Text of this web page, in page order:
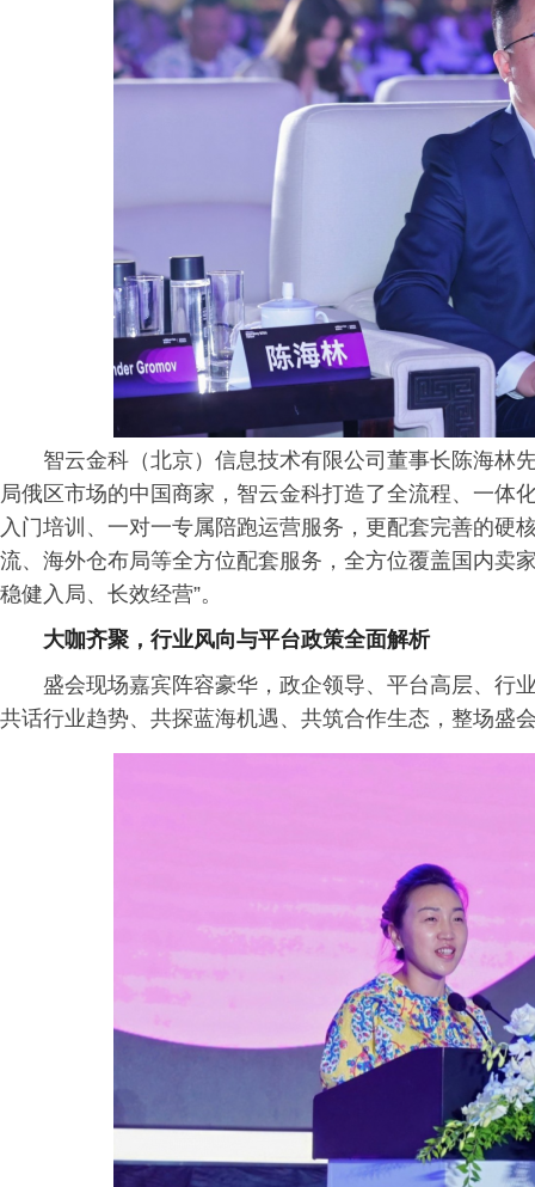
智云金科（北京）信息技术有限公司董事长陈海林
局俄区市场的中国商家，智云金科打造了全流程、一体
入门培训、一对一专属陪跑运营服务，更配套完善的硬
流、海外仓布局等全方位配套服务，全方位覆盖国内卖
稳健入局、长效经营”。
大咖齐聚，行业风向与平台政策全面解析
盛会现场嘉宾阵容豪华，政企领导、平台高层、行
共话行业趋势、共探蓝海机遇、共筑合作生态，整场盛